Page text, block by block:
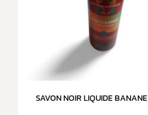
SAVON NOIR LIQUIDE BANANE